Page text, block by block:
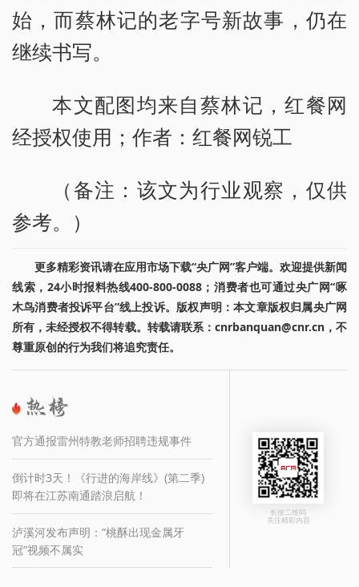
始，而蔡林记的老字号新故事，仍在
继续书写。
本文配图均来自蔡林记，红餐网
经授权使用；作者：红餐网锐工
（备注：该文为行业观察，仅供
参考。）
更多精彩资讯请在应用市场下载“央广网”客户端。欢迎提供新闻
线索，24小时报料热线400-800-0088；消费者也可通过央广网“啄
木鸟消费者投诉平台”线上投诉。版权声明：本文章版权归属央广网
所有，未经授权不得转载。转载请联系：cnrbanquan@cnr.cn，不
尊重原创的行为我们将追究责任。
官方通报雷州特教老师招聘违规事件
倒计时3天！《行进的海岸线》(第二季)
即将在江苏南通踏浪启航！
泸溪河发布声明：“桃酥出现金属牙
冠”视频不属实
长按二维码
关注精彩内容